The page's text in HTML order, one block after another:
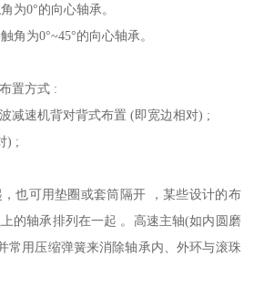
为0°的向心轴承。
角为0°~45°的向心轴承。
置方式 :
减速机背对背式布置 (即宽边相对) ;
) ;
也可用垫圈或套筒隔开 ，某些设计的布
的轴承排列在一起 。高速主轴(如内圆磨
常用压缩弹簧来消除轴承内、外环与滚珠